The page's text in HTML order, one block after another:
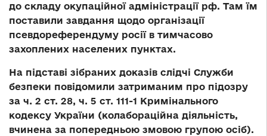
до складу окупаційної адміністрації рф. Там їм
поставили завдання щодо організації
псевдореферендуму росії в тимчасово
захоплених населених пунктах.
На підставі зібраних доказів слідчі Служби
безпеки повідомили затриманим про підозру
за ч. 2 ст. 28, ч. 5 ст. 111-1 Кримінального
кодексу України (колабораційна діяльність,
вчинена за попередньою змовою групою осіб).